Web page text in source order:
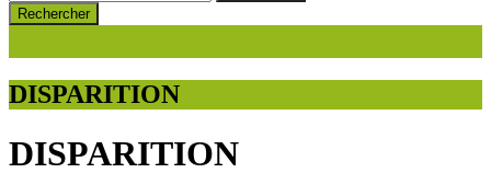
DISPARITION
DISPARITION